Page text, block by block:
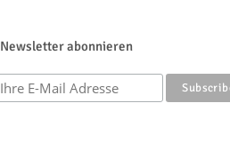
Newsletter abonnieren